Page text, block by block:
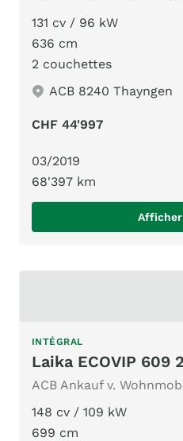
131 cv / 96 kW
636 cm
2 couchettes
ACB 8240 Thayngen
CHF 44'997
03/2019
68'397 km
INTÉGRAL
148 cv / 109 kW
699 cm